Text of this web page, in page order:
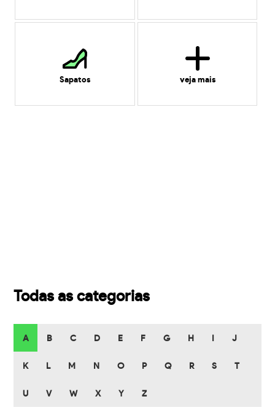
Sapatos veja mais
Todas as categorias
A B C D E F G H J
K L M N O P Q R S T
U V W X Y Z